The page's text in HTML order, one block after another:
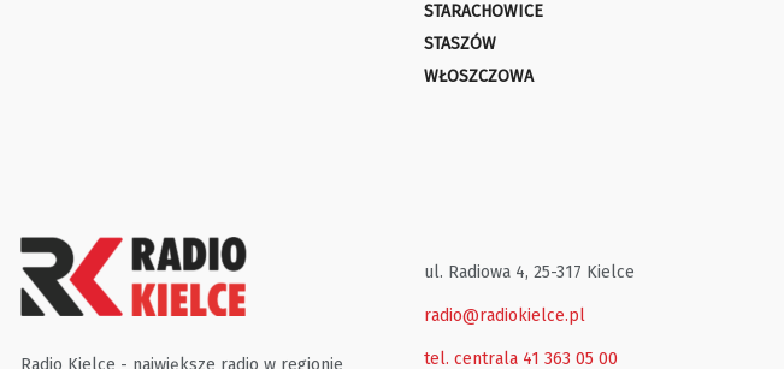
STARACHOWICE
STASZÓW
WŁOSZCZOWA
ul. Radiowa 4, 25-317 Kielce
radio@radiokielce.pl
tel. centrala 41 363 05 00